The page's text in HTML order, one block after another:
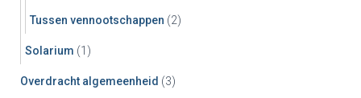
Tussen vennootschappen (2)
Solarium (1)
Overdracht algemeenheid (3)